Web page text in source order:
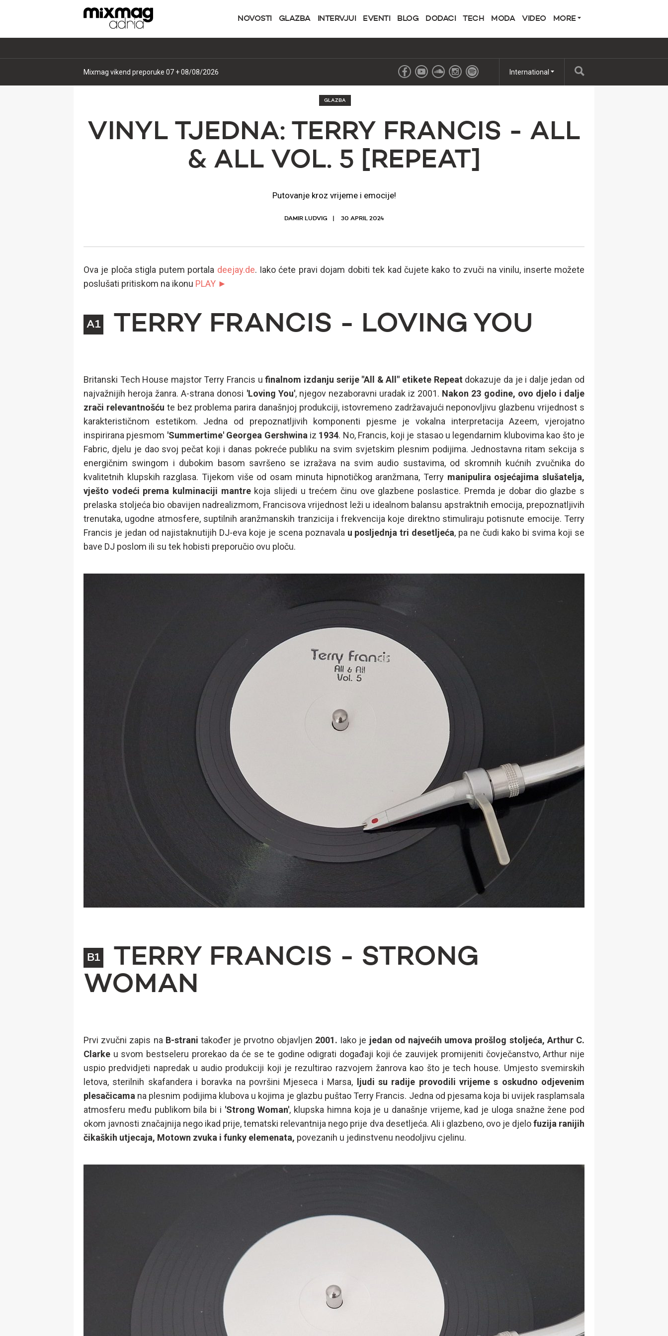
NOVOSTI GLAZBA INTERVJUI EVENTI BLOG DODACI TECH MODA VIDEO MORE
Mixmag vikend preporuke 07 + 08/08/2026 International
GLAZBA
VINYL TJEDNA: TERRY FRANCIS - ALL
& ALL VOL. 5 [REPEAT]
Putovanje kroz vrijeme i emocije!
DAMIR LUDVIG 30 APRIL 2024
Ova je ploča stigla putem portala deejay.de. Iako ćete pravi dojam dobiti tek kad čujete kako to zvuči na vinilu, inserte možete
poslušati pritiskom na ikonu PLAY ►
A1 TERRY FRANCIS - LOVING YOU
Britanski Tech House majstor Terry Francis ufinalnom izdanju serije "All & All" etikete Repeat dokazuje da je i dalje jedan od
najvažnijih heroja žanra. A-strana donosi 'Loving You', njegov nezaboravni uradak iz 2001. Nakon 23 godine, ovo djelo i dalje
zrači relevantnošću te bez problema parira današnjoj produkciji, istovremeno zadržavajući neponovljivu glazbenu vrijednost s
karakterističnom estetikom. Jedna od prepoznatljivih komponenti pjesme je vokalna interpretacija Azeem, vjerojatno
inspirirana pjesmom 'Summertime' Georgea Gershwina iz 1934. No, Francis, koji je stasao u legendarnim klubovima kao što je
Fabric, djelu je dao svoj pečat koji i danas pokreće publiku na svim svjetskim plesnim podijima. Jednostavna ritam sekcija s
energičnim swingom i dubokim basom savršeno se izražava na svim audio sustavima, od skromnih kućnih zvučnika do
kvalitetnih klupskih razglasa. Tijekom više od osam minuta hipnotičkog aranžmana, Terry manipulira osjećajima slušatelja,
vješto vodeći prema kulminaciji mantrekoja slijedi u trećem činu ove glazbene poslastice. Premda je dobar dio glazbe s
prelaska stoljeća bio obavijen nadrealizmom, Francisova vrijednost leži u idealnom balansu apstraktnih emocija, prepoznatljivih
trenutaka, ugodne atmosfere, suptilnih aranžmanskih tranzicija i frekvencija koje direktno stimuliraju potisnute emocije. Terry
Francis je jedan od najistaknutijih DJ-eva koje je scena poznavala u posljednja tri desetljeća, pa ne čudi kako bi svima koji se
bave DJ poslom ili su tek hobisti preporučio ovu ploču.
B1
TERRY FRANCIS - STRONG
WOMAN
Prvi zvučni zapis na B-stranitakođer je prvotno objavljen 2001. Iako je jedan od najvećih umova prošlog stoljeća, Arthur C.
Clarke u svom bestseleru prorekao da će se te godine odigrati događaji koji će zauvijek promijeniti čovječanstvo, Arthur nije
uspio predvidjeti napredak u audio produkciji koji je rezultirao razvojem žanrova kao što je tech house. Umjesto svemirskih
letova, sterilnih skafandera i boravka na površini Mjeseca i Marsa,
ljudi su radije provodili vrijeme s oskudno odjevenim
plesačicama na plesnim podijima klubova u kojima je glazbu puštao Terry Francis. Jedna od pjesama koja bi uvijek rasplamsala
atmosferu među publikom bila bi i 'Strong Woman', klupska himna koja je u današnje vrijeme, kad je uloga snažne žene pod
okom javnosti značajnija nego ikad prije, tematski relevantnija nego prije dva desetljeća. Ali i glazbeno, ovo je djelofuzija ranijih
čikaških utjecaja, Motown zvuka i funky elemenata, povezanih u jedinstvenu neodoljivu cjelinu.